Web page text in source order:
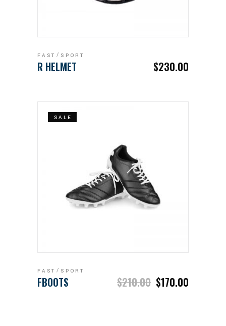
FAST SPORT
R HELMET $230.00
SALE
FAST SPORT
FBOOTS $210.00 $170.00